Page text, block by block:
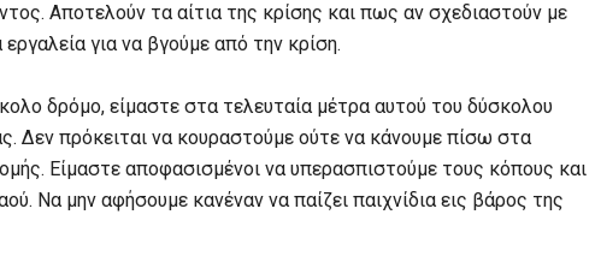
Αποτελούν τα αίτια της κρίσης και πως αν σχεδιαστούν με
για να βγούμε από την κρίση.
δρόμο, είμαστε στα τελευταία μέτρα αυτού του δύσκολου
Δεν πρόκειται να κουραστούμε ούτε να κάνουμε πίσω στα
Είμαστε αποφασισμένοι να υπερασπιστούμε τους κόπους και
Να μην αφήσουμε κανέναν να παίζει παιχνίδια εις βάρος της